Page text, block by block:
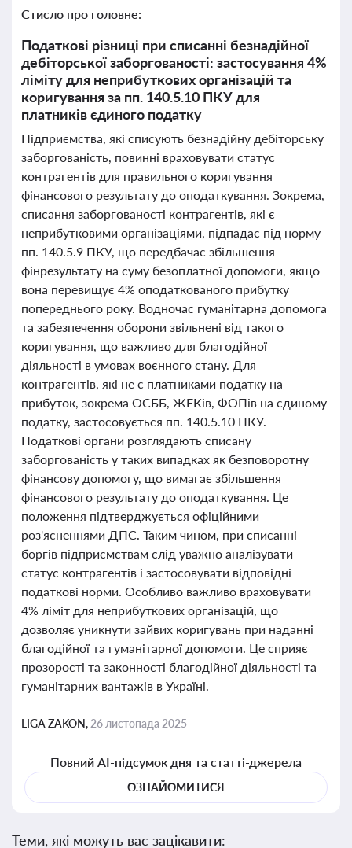
Стисло про головне:
Податкові різниці при списанні безнадійної
дебіторської заборгованості: застосування 4%
ліміту для неприбуткових організацій та
коригування за пп. 140.5.10 ПКУ для
платників єдиного податку
Підприємства, які списують безнадійну дебіторську
заборгованість, повинні враховувати статус
контрагентів для правильного коригування
фінансового результату до оподаткування. Зокрема,
списання заборгованості контрагентів, які є
неприбутковими організаціями, підпадає під норму
пп. 140.5.9 ПКУ, що передбачає збільшення
фінрезультату на суму безоплатної допомоги, якщо
вона перевищує 4% оподаткованого прибутку
попереднього року. Водночас гуманітарна допомога
та забезпечення оборони звільнені від такого
коригування, що важливо для благодійної
діяльності в умовах воєнного стану. Для
контрагентів, які не є платниками податку на
прибуток, зокрема ОСББ, ЖЕКів, ФОПів на єдиному
податку, застосовується пп. 140.5.10 ПКУ.
Податкові органи розглядають списану
заборгованість у таких випадках як безповоротну
фінансову допомогу, що вимагає збільшення
фінансового результату до оподаткування. Це
положення підтверджується офіційними
роз'ясненнями ДПС. Таким чином, при списанні
боргів підприємствам слід уважно аналізувати
статус контрагентів і застосовувати відповідні
податкові норми. Особливо важливо враховувати
4% ліміт для неприбуткових організацій, що
дозволяє уникнути зайвих коригувань при наданні
благодійної та гуманітарної допомоги. Це сприяє
прозорості та законності благодійної діяльності та
гуманітарних вантажів в Україні.
LIGA ZAKON, 26 листопада 2025
Повний AI-підсумок дня та статті-джерела
ОЗНАЙОМИТИСЯ
Теми, які можуть вас зацікавити: